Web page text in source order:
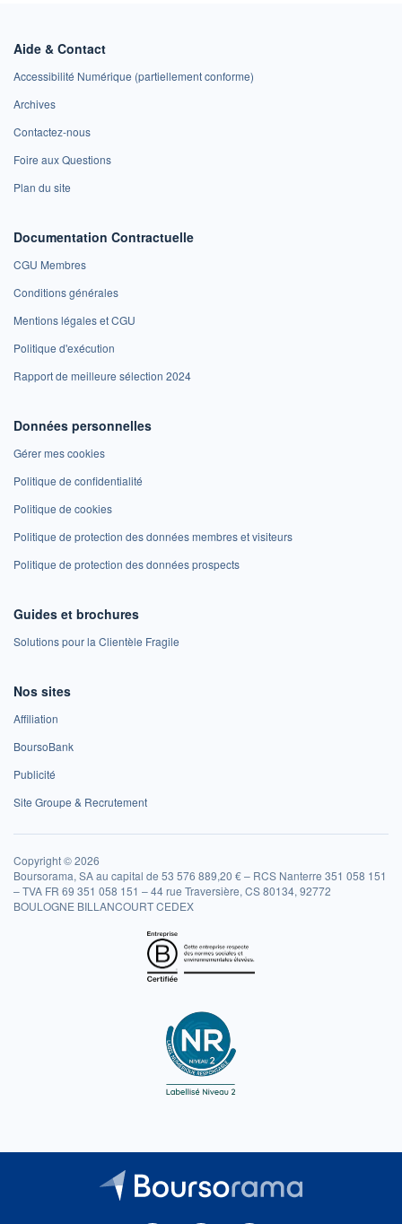
Aide & Contact
Accessibilité Numérique (partiellement conforme)
Archives
Contactez-nous
Foire aux Questions
Plan du site
Documentation Contractuelle
CGU Membres
Conditions générales
Mentions légales et CGU
Politique d'exécution
Rapport de meilleure sélection 2024
Données personnelles
Gérer mes cookies
Politique de confidentialité
Politique de cookies
Politique de protection des données membres et visiteurs
Politique de protection des données prospects
Guides et brochures
Solutions pour la Clientèle Fragile
Nos sites
Affiliation
BoursoBank
Publicité
Site Groupe & Recrutement
Copyright © 2026
Boursorama, SA au capital de 53 576 889,20 € – RCS Nanterre 351 058 151
– TVA FR 69 351 058 151 – 44 rue Traversière, CS 80134, 92772
BOULOGNE BILLANCOURT CEDEX